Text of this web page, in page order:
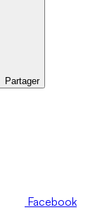
Partager
Facebook